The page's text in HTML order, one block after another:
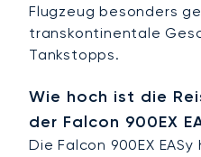
Flugzeug besonders
transkontinentale
Tankstopps.
Wie hoch ist die
der Falcon 900EX
Die Falcon 900EX